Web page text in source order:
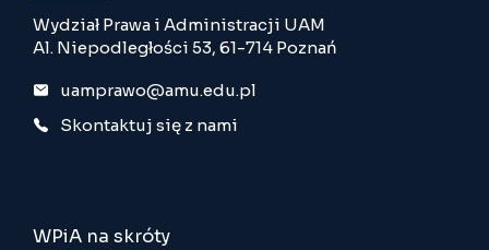
Wydział Prawa i Administracji UAM
Al. Niepodległości 53, 61-714 Poznań
uamprawo@amu.edu.pl
Skontaktuj się z nami
WPiA na skróty